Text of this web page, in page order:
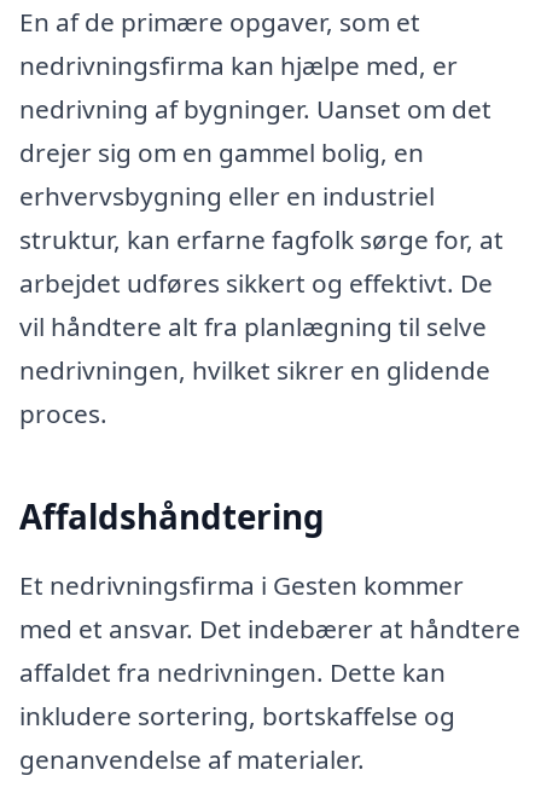
En af de primære opgaver, som et
nedrivningsfirma kan hjælpe med, er
nedrivning af bygninger. Uanset om det
drejer sig om en gammel bolig, en
erhvervsbygning eller en industriel
struktur, kan erfarne fagfolk sørge for, at
arbejdet udføres sikkert og effektivt. De
vil håndtere alt fra planlægning til selve
nedrivningen, hvilket sikrer en glidende
proces.
Affaldshåndtering
Et nedrivningsfirma i Gesten kommer
med et ansvar. Det indebærer at håndtere
affaldet fra nedrivningen. Dette kan
inkludere sortering, bortskaffelse og
genanvendelse af materialer.